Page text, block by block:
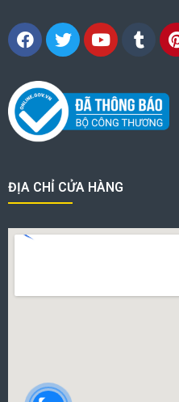
ĐỊA CHỈ CỬA HÀNG